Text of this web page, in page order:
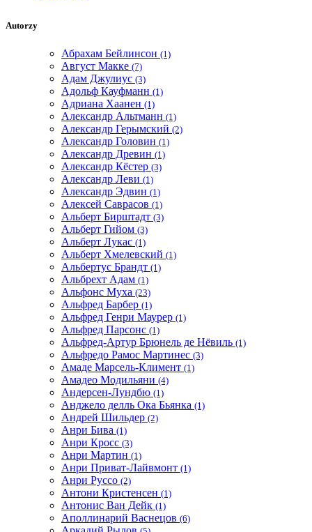
Autorzy
Абрахам Бейлинсон (1)
Август Макке (7)
Адам Джулиус (3)
Адольф Кауфманн (1)
Адриана Хаанен (1)
Александр Альтманн (1)
Александр Герымский (2)
Александр Головин (1)
Александр Древин (1)
Александр Кёстер (3)
Александр Леви (1)
Александр Эдвин (1)
Алексей Саврасов (1)
Альберт Бирштадт (3)
Альберт Гийом (3)
Альберт Лукас (1)
Альберт Хмелевский (1)
Альбертус Брандт (1)
Альбрехт Адам (1)
Альфонс Муха (23)
Альфред Барбер (1)
Альфред Генри Маурер (1)
Альфред Парсонс (1)
Альфред-Артур Брюнель де Нёвиль (1)
Альфредо Рамос Мартинес (3)
Амаде Марсель-Климент (1)
Амадео Модильяни (4)
Андерсен-Лундбю (1)
Анджело делль Ока Бьянка (1)
Андрей Шильдер (2)
Анри Бива (1)
Анри Кросс (3)
Анри Мартин (1)
Анри Приват-Лайвмонт (1)
Анри Руссо (2)
Антони Кристенсен (1)
Антонис Ван Дейк (1)
Аполлинарий Васнецов (6)